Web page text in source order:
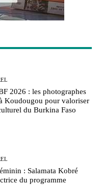
2026 : les photographes
Koudougou pour valoriser
du Burkina Faso
: Salamata Kobré
du programme